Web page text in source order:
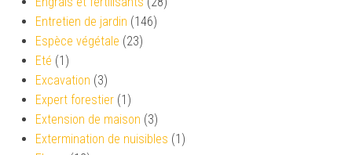
Entretien de jardin (146)
Espèce végétale (23)
Eté (1)
Excavation (3)
Expert forestier (1)
Extension de maison (3)
Extermination de nuisibles (1)